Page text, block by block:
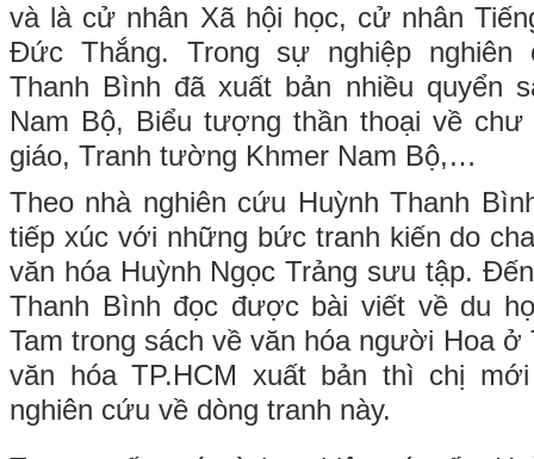
và là cử nhân Xã hội học, cử nhân
Đức Thắng. Trong sự nghiệp nghiên
Thanh Bình đã xuất bản nhiều quyển
Nam Bộ, Biểu tượng thần thoại về
giáo, Tranh tường Khmer Nam Bộ,…
Theo nhà nghiên cứu Huỳnh Thanh
tiếp xúc với những bức tranh kiến do
văn hóa Huỳnh Ngọc Trảng sưu tập.
Thanh Bình đọc được bài viết về du
Tam trong sách về văn hóa người Hoa ở
văn hóa TP.HCM xuất bản thì chị
nghiên cứu về dòng tranh này.